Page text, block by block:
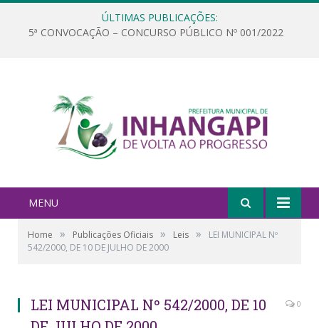
ÚLTIMAS PUBLICAÇÕES:
5ª CONVOCAÇÃO – CONCURSO PÚBLICO Nº 001/2022
MENU
Home » Publicações Oficiais » Leis »
LEI MUNICIPAL Nº
542/2000, DE 10 DE JULHO DE 2000
LEI MUNICIPAL Nº 542/2000, DE 10
0